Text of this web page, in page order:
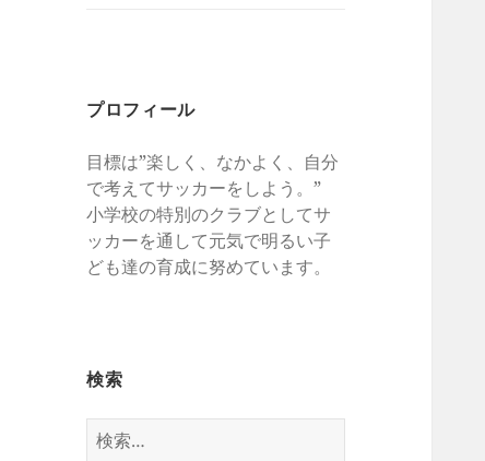
プロフィール
目標は”楽しく、なかよく、自分
で考えてサッカーをしよう。”
小学校の特別のクラブとしてサ
ッカーを通して元気で明るい子
ども達の育成に努めています。
検索
検